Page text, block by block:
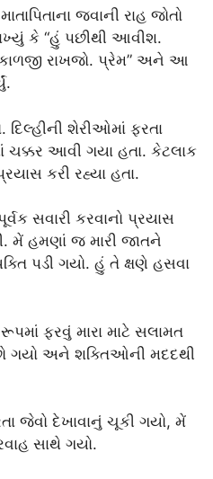
જવાની રાહ જોતો
કે “હું પછીથી આવીશ.
રાખજો. પ્રેમ” અને આ
દિલ્હીની શેરીઓમાં ફરતા
ચક્કર આવી ગયા હતા. કેટલાક
કરી રહ્યા હતા.
સવારી કરવાનો પ્રયાસ
મેં હમણાં જ મારી જાતને
પડી ગયો. હું તે ક્ષણે હસવા
ફરવું મારા માટે સલામત
ગયો અને શક્તિઓની મદદથી
જેવો દેખાવાનું ચૂકી ગયો, મેં
સાથે ગયો.